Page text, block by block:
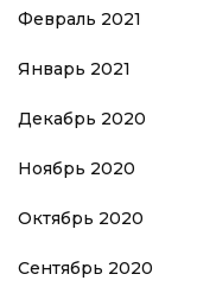
Февраль 2021
Январь 2021
Декабрь 2020
Ноябрь 2020
Октябрь 2020
Сентябрь 2020